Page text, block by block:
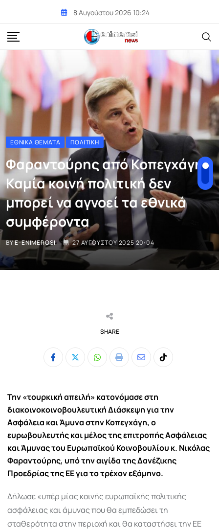
content
8 Αυγούστου 2026 10:24
ΕΘΝΙΚΆ ΘΈΜΑΤΑ ΠΟΛΙΤΙΚΉ
Φαραντούρης από Κοπεγχάγη:
Καμία κοινή πολιτική δεν
μπορεί να αγνοεί τα εθνικά
συμφέροντα
BYE-ENIMEROSI 27 ΑΥΓΟΎΣΤΟΥ 2025 20:04
SHARE
Whatsapp
Print
ShareTiktok
Την «τουρκική απειλή» κατονόμασε στη
διακοινοκοινοβουλευτική Διάσκεψη για την
Ασφάλεια και Άμυνα στην Κοπεγχάγη, ο
ευρωβουλευτής και μέλος της επιτροπής Ασφάλειας
και Άμυνας του Ευρωπαϊκού Κοινοβουλίου κ. Νικόλας
Φαραντούρης, υπό την αιγίδα της Δανέζικης
Προεδρίας της ΕΕ για το τρέχον εξάμηνο.
Δήλωσε «υπέρ μίας κοινής ευρωπαϊκής πολιτικής
ασφάλειας και άμυνας που θα εμπεδώσει τη
σταθερότητα στην περιοχή και θα καταστήσει την ΕΕ